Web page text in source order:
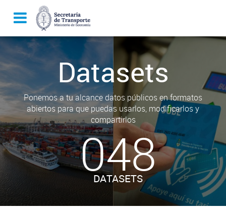
Datasets
Ponemos a tu alcance datos públicos en formatos
abiertos para que puedas usarlos, modificarlos y
compartirlos
048
DATASETS